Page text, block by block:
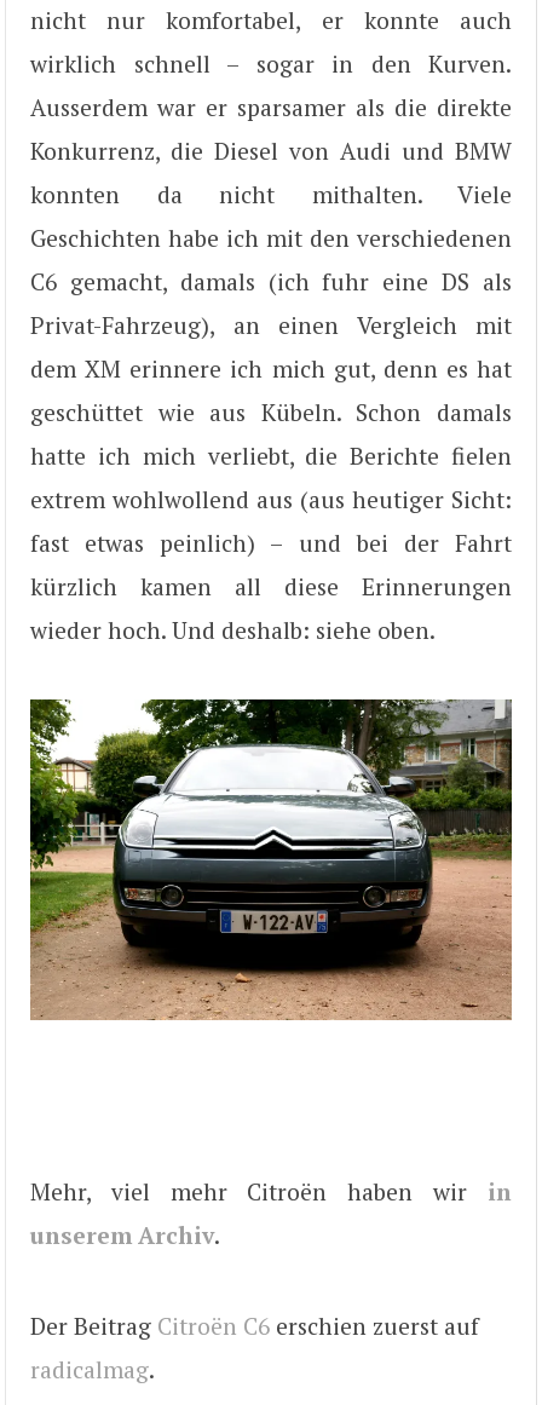
nicht nur komfortabel, er konnte auch
wirklich schnell – sogar in den Kurven.
Ausserdem war er sparsamer als die direkte
Konkurrenz, die Diesel von Audi und BMW
konnten da nicht mithalten. Viele
Geschichten habe ich mit den verschiedenen
C6 gemacht, damals (ich fuhr eine DS als
Privat-Fahrzeug), an einen Vergleich mit
dem XM erinnere ich mich gut, denn es hat
geschüttet wie aus Kübeln. Schon damals
hatte ich mich verliebt, die Berichte fielen
extrem wohlwollend aus (aus heutiger Sicht:
fast etwas peinlich) – und bei der Fahrt
kürzlich kamen all diese Erinnerungen
wieder hoch. Und deshalb: siehe oben.
Mehr, viel mehr Citroën haben wir in
unserem Archiv.
Der Beitrag Citroën C6 erschien zuerst auf
radicalmag.